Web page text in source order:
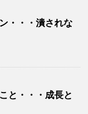
・・・潰されな
と・・・成長と